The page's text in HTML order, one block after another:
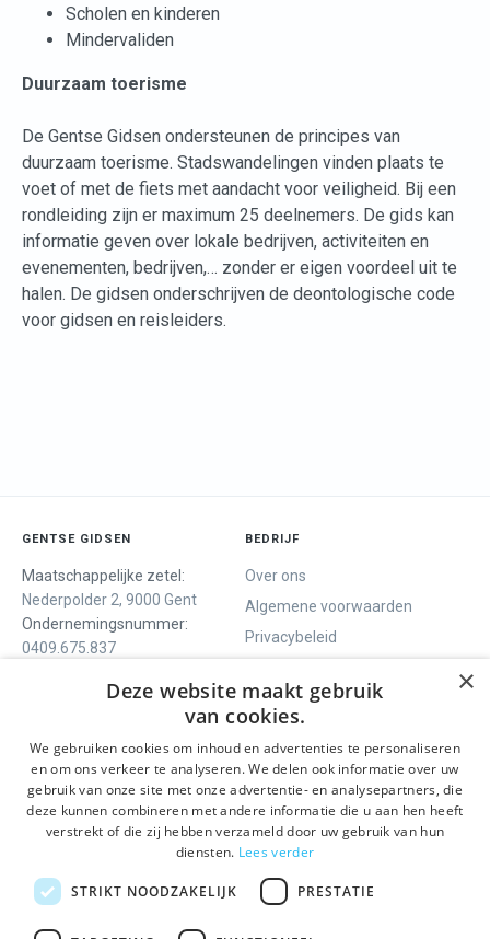
Scholen en kinderen
Mindervaliden
Duurzaam toerisme
De Gentse Gidsen ondersteunen de principes van
duurzaam toerisme. Stadswandelingen vinden plaats te
voet of met de fiets met aandacht voor veiligheid. Bij een
rondleiding zijn er maximum 25 deelnemers. De gids kan
informatie geven over lokale bedrijven, activiteiten en
evenementen, bedrijven,… zonder er eigen voordeel uit te
halen. De gidsen onderschrijven de deontologische code
voor gidsen en reisleiders.
GENTSE GIDSEN
Maatschappelijke zetel:
Nederpolder 2, 9000 Gent
Ondernemingsnummer:
0409.675.837
BEDRIJF
Over ons
Algemene voorwaarden
Privacybeleid
ONS AANBOD
Rondleidingen
Dagprogramma
Activiteiten
SOCIALS
Facebook
Instagram
LinkedIn
BLIJF OP DE HOOGTE
×
Deze website maakt gebruik
van cookies.
We gebruiken cookies om inhoud en advertenties te personaliseren
en om ons verkeer te analyseren. We delen ook informatie over uw
gebruik van onze site met onze advertentie- en analysepartners, die
deze kunnen combineren met andere informatie die u aan hen heeft
verstrekt of die zij hebben verzameld door uw gebruik van hun
diensten. Lees verder
STRIKT NOODZAKELIJK PRESTATIE